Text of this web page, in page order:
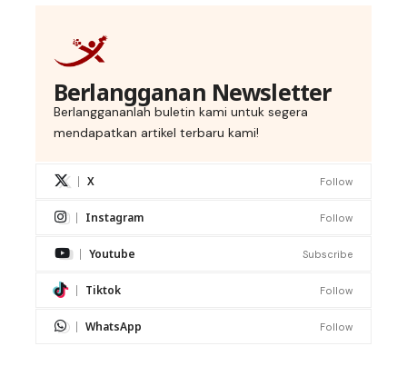
Berlangganan Newsletter
Berlanggananlah buletin kami untuk segera
mendapatkan artikel terbaru kami!
X Follow
Instagram Follow
Youtube Subscribe
Tiktok Follow
WhatsApp Follow